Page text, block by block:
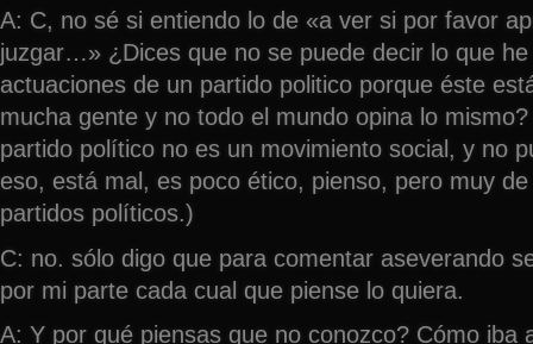
A: C, no sé si entiendo lo de «a ver si por favor
juzgar…» ¿Dices que no se puede decir lo que
actuaciones de un partido politico porque éste
mucha gente y no todo el mundo opina lo
partido político no es un movimiento social, y no
eso, está mal, es poco ético, pienso, pero muy
partidos políticos.)
C: no. sólo digo que para comentar aseverando
por mi parte cada cual que piense lo quiera.
A: Y por qué piensas que no conozco? Cómo iba